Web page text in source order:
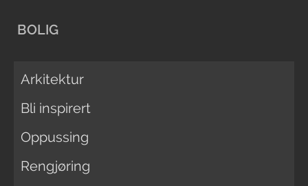
BOLIG
Arkitektur
Bli inspirert
Oppussing
Rengjøring